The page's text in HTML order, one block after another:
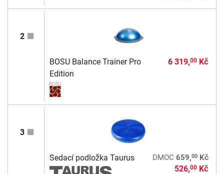
2
BOSU Balance Trainer Pro
Edition
6 319,00Kč
3
Sedací podložka Taurus DMOC 659,00Kč
526,00Kč